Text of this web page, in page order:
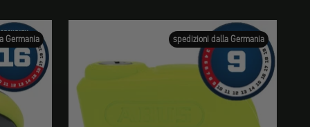
Germania spedizioni dalla Germania